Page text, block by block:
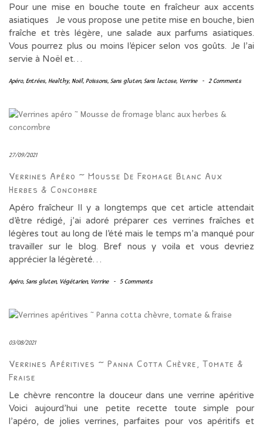
Pour une mise en bouche toute en fraîcheur aux accents
asiatiques Je vous propose une petite mise en bouche, bien
fraîche et très légère, une salade aux parfums asiatiques.
Vous pourrez plus ou moins l’épicer selon vos goûts. Je l’ai
servie à Noël et…
Apéro, Entrées, Healthy, Noël, Poissons, Sans gluten, Sans lactose, Verrine - 2 Comments
27/09/2021
Verrines Apéro ~ Mousse De Fromage Blanc Aux
Herbes & Concombre
Apéro fraîcheur Il y a longtemps que cet article attendait
d’être rédigé, j’ai adoré préparer ces verrines fraîches et
légères tout au long de l’été mais le temps m’a manqué pour
travailler sur le blog. Bref nous y voila et vous devriez
apprécier la légèreté…
Apéro, Sans gluten, Végétarien, Verrine - 5 Comments
03/08/2021
Verrines Apéritives ~ Panna Cotta Chèvre, Tomate &
Fraise
Le chèvre rencontre la douceur dans une verrine apéritive
Voici aujourd’hui une petite recette toute simple pour
l’apéro, de jolies verrines, parfaites pour vos apéritifs et